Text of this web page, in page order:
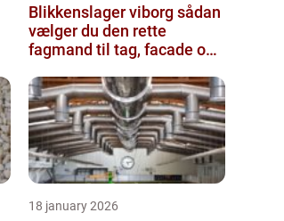
Blikkenslager viborg sådan
vælger du den rette
fagmand til tag, facade og
18 january 2026